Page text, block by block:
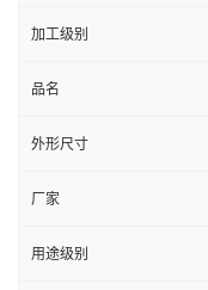
加工级别
品名
外形尺寸
厂家
用途级别